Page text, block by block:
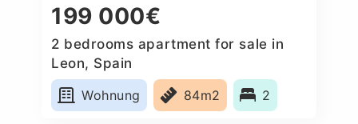
199 000€
2 bedrooms apartment for sale in
Leon, Spain
Wohnung
84m2 2